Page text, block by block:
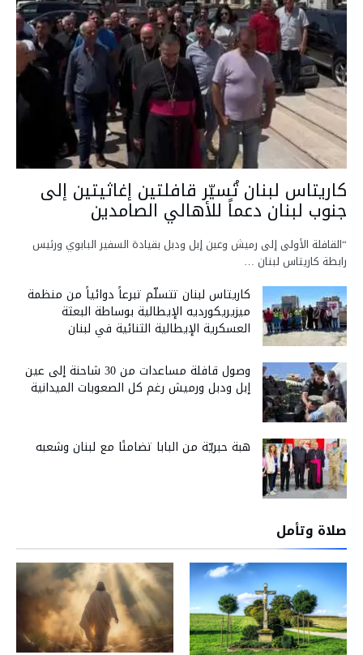
كاريتاس لبنان تُسيّر قافلتين إغاثيتين إلى
جنوب لبنان دعماً للأهالي الصامدين
“القافلة الأولى إلى رميش وعين إبل ودبل بقيادة السفير البابوي ورئيس
رابطة كاريتاس لبنان …
كاريتاس لبنان تتسلّم تبرعاً دوائياً من منظمة
ميزيريكورديه الإيطالية بوساطة البعثة
العسكرية الإيطالية الثنائية في لبنان
وصول قافلة مساعدات من 30 شاحنة إلى عين
إبل ودبل ورميش رغم كل الصعوبات الميدانية
هبة حبريّة من البابا تضامنًا مع لبنان وشعبه
صلاة وتأمل